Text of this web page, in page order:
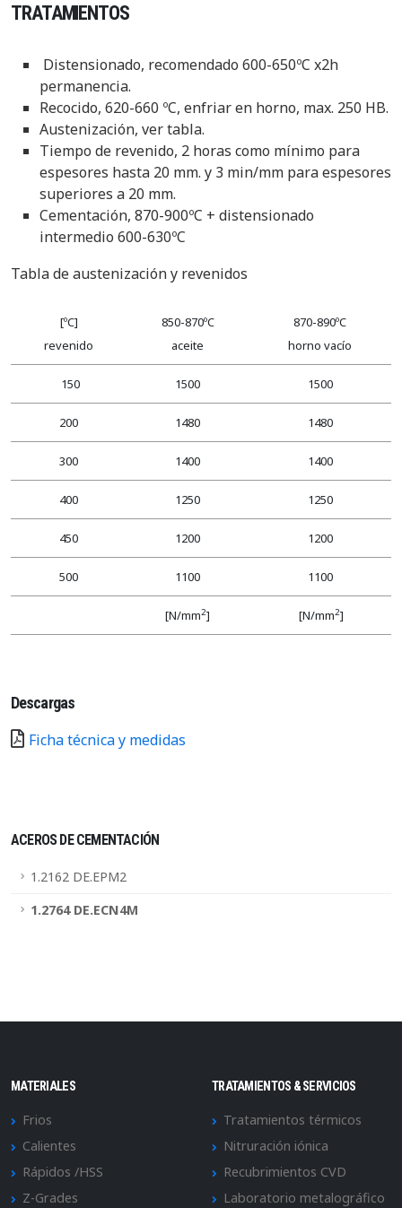
ACEROS DE CEMENTACIÓN
1.2162 DE.EPM2
1.2764 DE.ECN4M
TRATAMIENTOS
Distensionado, recomendado 600-650ºC x2h
permanencia.
Recocido, 620-660 ºC, enfriar en horno, max. 250 HB.
Austenización, ver tabla.
Tiempo de revenido, 2 horas como mínimo para
espesores hasta 20 mm. y 3 min/mm para espesores
superiores a 20 mm.
Cementación, 870-900ºC + distensionado
intermedio 600-630ºC
Tabla de austenización y revenidos
[ºC]
revenido
850-870ºC
aceite
870-890ºC
horno vacío
150 1500 1500
200 1480 1480
300 1400 1400
400 1250 1250
450 1200 1200
500 1100 1100
[N/mm2] [N/mm2]
Descargas
Ficha técnica y medidas
MATERIALES
Frios
Calientes
Rápidos /HSS
Z-Grades
TRATAMIENTOS & SERVICIOS
Tratamientos térmicos
Nitruración iónica
Recubrimientos CVD
Laboratorio metalográfico